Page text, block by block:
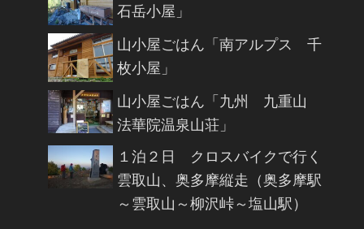
石岳小屋」
山小屋ごはん「南アルプス 千
枚小屋」
山小屋ごはん「九州 九重山
法華院温泉山荘」
１泊２日 クロスバイクで行く
雲取山、奥多摩縦走（奥多摩駅
～雲取山～柳沢峠～塩山駅）